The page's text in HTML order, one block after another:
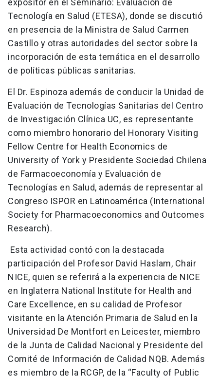
expositor en el Seminario: Evaluación de
Tecnología en Salud (ETESA), donde se discutió
en presencia de la Ministra de Salud Carmen
Castillo y otras autoridades del sector sobre la
incorporación de esta temática en el desarrollo
de políticas públicas sanitarias.
El Dr. Espinoza además de conducir la Unidad de
Evaluación de Tecnologías Sanitarias del Centro
de Investigación Clínica UC, es representante
como miembro honorario del Honorary Visiting
Fellow Centre for Health Economics de
University of York y Presidente Sociedad Chilena
de Farmacoeconomía y Evaluación de
Tecnologías en Salud, además de representar al
Congreso ISPOR en Latinoamérica (International
Society for Pharmacoeconomics and Outcomes
Research).
Esta actividad contó con la destacada
participación del Profesor David Haslam, Chair
NICE, quien se referirá a la experiencia de NICE
en Inglaterra National Institute for Health and
Care Excellence, en su calidad de Profesor
visitante en la Atención Primaria de Salud en la
Universidad De Montfort en Leicester, miembro
de la Junta de Calidad Nacional y Presidente del
Comité de Información de Calidad NQB. Además
es miembro de la RCGP, de la “Faculty of Public